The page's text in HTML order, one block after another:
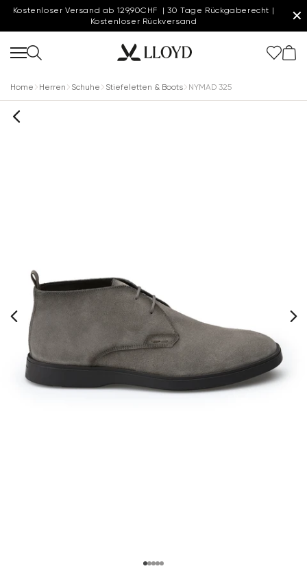
Kostenloser Versand ab 129,90CHF | 30 Tage Rückgaberecht |
Kostenloser Rückversand
✕
Home Herren Schuhe Stiefeletten & Boots NYMAD 325